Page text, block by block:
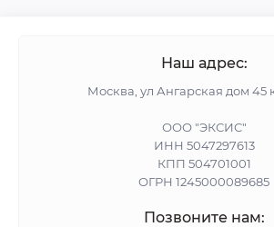
Наш адрес:
Москва, ул Ангарская дом 45
ООО "ЭКСИС"
ИНН 5047297613
КПП 504701001
ОГРН 1245000089685
Позвоните нам: